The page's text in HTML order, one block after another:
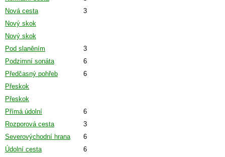
Nová cesta
3
Nový skok
Nový skok
Pod slaněním
3
Podzimní sonáta
6
Předčasný pohřeb
6
Přeskok
Přeskok
Přímá údolní
6
Rozporová cesta
3
Severovýchodní hrana
6
Údolní cesta
6